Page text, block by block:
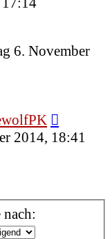
6. November
2014, 18:41
nach: